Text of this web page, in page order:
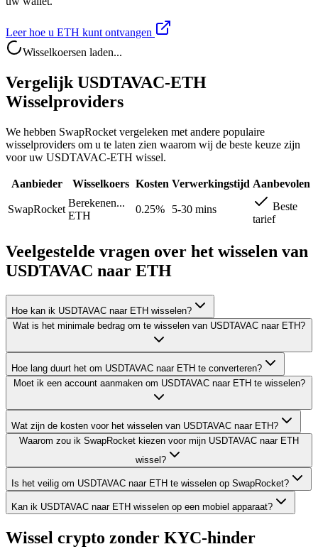
Leer hoe u ETH kunt ontvangen
Wisselkoersen laden...
Vergelijk USDTAVAC-ETH
Wisselproviders
We hebben SwapRocket vergeleken met andere populaire
wisselproviders om u te laten zien waarom wij de beste keuze zijn
voor uw USDTAVAC-ETH wissel.
Aanbieder Wisselkoers Kosten Verwerkingstijd Aanbevolen
SwapRocket
Berekenen...
ETH
0.25% 5-30 mins
Beste
tarief
Veelgestelde vragen over het wisselen van
USDTAVAC naar ETH
Hoe kan ik USDTAVAC naar ETH wisselen?
Wat is het minimale bedrag om te wisselen van USDTAVAC naar ETH?
Hoe lang duurt het om USDTAVAC naar ETH te converteren?
Moet ik een account aanmaken om USDTAVAC naar ETH te wisselen?
Wat zijn de kosten voor het wisselen van USDTAVAC naar ETH?
Waarom zou ik SwapRocket kiezen voor mijn USDTAVAC naar ETH
wissel?
Is het veilig om USDTAVAC naar ETH te wisselen op SwapRocket?
Kan ik USDTAVAC naar ETH wisselen op een mobiel apparaat?
Wissel crypto zonder KYC-hinder